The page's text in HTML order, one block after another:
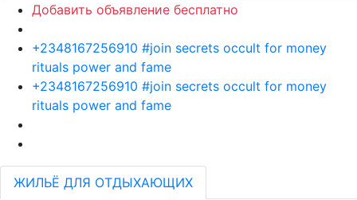
Добавить объявление бесплатно
+2348167256910 #join secrets occult for money
rituals power and fame
+2348167256910 #join secrets occult for money
rituals power and fame
ЖИЛЬЁ ДЛЯ ОТДЫХАЮЩИХ